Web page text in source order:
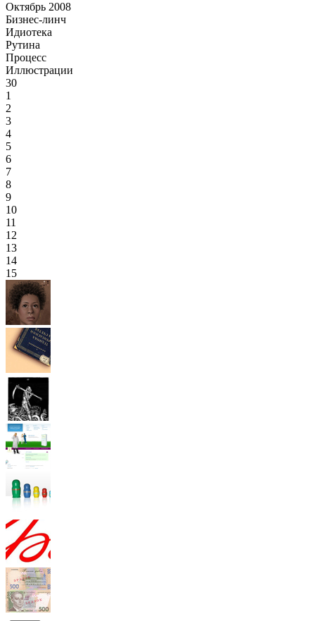
Октябрь 2008
Бизнес-линч
Идиотека
Рутина
Процесс
Иллюстрации
30
1
2
3
4
5
6
7
8
9
10
11
12
13
14
15